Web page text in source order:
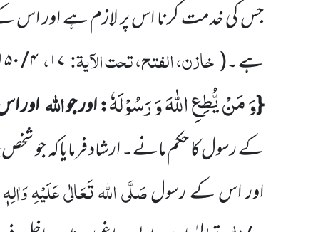
جس کی خدمت کرنا اس پر لازم ہے اور اس
ہے ۔(خازن، الفتح، تحت الآیۃ:۱۷،۴ / ۱۵۰
{وَ مَنْ یُّطِعِ اللّٰهَ وَ رَسُوْلَهٗ: اور جواللہاور
کے رسول کا حکم مانے۔ ارشاد فرمایاکہ جو
اور اس کے رسولصَلَّی اللہ تَعَالٰی عَلَیْہِ